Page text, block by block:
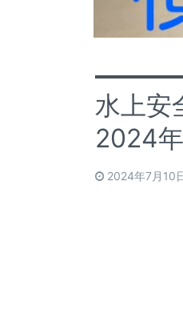
水上安
2024
2024年7月10